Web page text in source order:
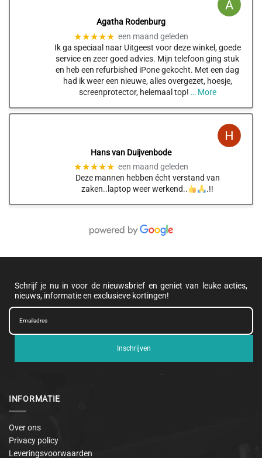
Agatha Rodenburg
★★★★★ een maand geleden
Ik ga speciaal naar Uitgeest voor deze winkel, goede
service en zeer goed advies. Mijn telefoon ging stuk
en heb een refurbished iPone gekocht. Met een dag
had ik weer een nieuwe, alles overgezet, hoesje,
screenprotector, helemaal top! … More
Hans van Duijvenbode
★★★★★ een maand geleden
Deze mannen hebben écht verstand van
zaken..laptop weer werkend..
.!!
Schrijf je nu in voor de nieuwsbrief en geniet van leuke acties,
nieuws, informatie en exclusieve kortingen!
Inschrijven
INFORMATIE
Over ons
Privacy policy
Leveringsvoorwaarden